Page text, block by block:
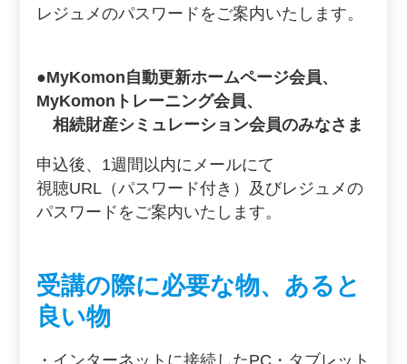
レジュメのパスワードをご案内いたします。
●MyKomon自動更新ホームページ会員、
MyKomonトレーニング会員、
相続財産シミュレーション会員のみなさま
申込後、1週間以内にメールにて
視聴URL（パスワード付き）及びレジュメの
パスワードをご案内いたします。
受講の際に必要な物、あると
良い物